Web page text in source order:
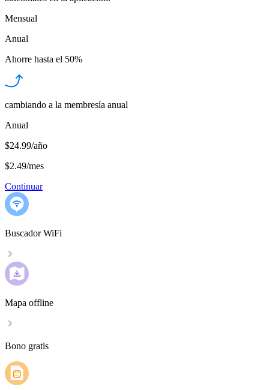
Mensual
Anual
Ahorre hasta el 50%
cambiando a la membresía anual
Anual
$24.99/año
$2.49/mes
Continuar
Buscador WiFi
Mapa offline
Bono gratis